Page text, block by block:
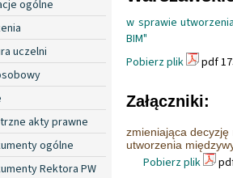
ogólne
uczelni
akty prawne
ogólne
Rektora PW
w sprawie
BIM"
Pobierz plik
pdf
Załączniki:
zmieniająca
utworzenia
Pobierz plik